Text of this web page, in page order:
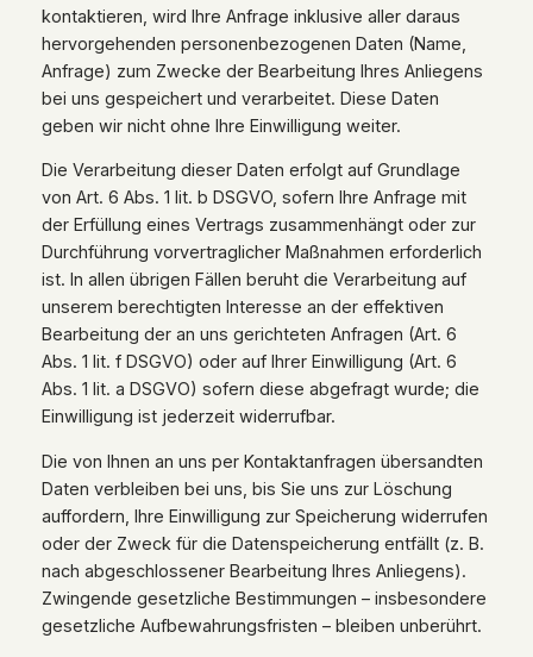
kontaktieren, wird Ihre Anfrage inklusive aller daraus
hervorgehenden personenbezogenen Daten (Name,
Anfrage) zum Zwecke der Bearbeitung Ihres Anliegens
bei uns gespeichert und verarbeitet. Diese Daten
geben wir nicht ohne Ihre Einwilligung weiter.
Die Verarbeitung dieser Daten erfolgt auf Grundlage
von Art. 6 Abs. 1 lit. b DSGVO, sofern Ihre Anfrage mit
der Erfüllung eines Vertrags zusammenhängt oder zur
Durchführung vorvertraglicher Maßnahmen erforderlich
ist. In allen übrigen Fällen beruht die Verarbeitung auf
unserem berechtigten Interesse an der effektiven
Bearbeitung der an uns gerichteten Anfragen (Art. 6
Abs. 1 lit. f DSGVO) oder auf Ihrer Einwilligung (Art. 6
Abs. 1 lit. a DSGVO) sofern diese abgefragt wurde; die
Einwilligung ist jederzeit widerrufbar.
Die von Ihnen an uns per Kontaktanfragen übersandten
Daten verbleiben bei uns, bis Sie uns zur Löschung
auffordern, Ihre Einwilligung zur Speicherung widerrufen
oder der Zweck für die Datenspeicherung entfällt (z. B.
nach abgeschlossener Bearbeitung Ihres Anliegens).
Zwingende gesetzliche Bestimmungen – insbesondere
gesetzliche Aufbewahrungsfristen – bleiben unberührt.